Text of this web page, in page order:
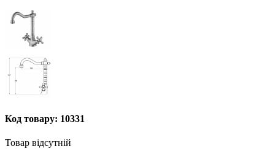
Код товару: 10331
Товар відсутній